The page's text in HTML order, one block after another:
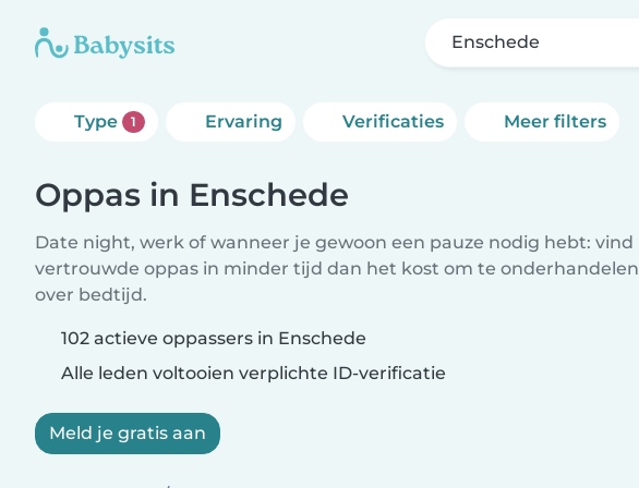
Enschede
Type 1 Ervaring Verificaties Meer filters
Oppas in Enschede
Date night, werk of wanneer je gewoon een pauze nodig hebt: vind
vertrouwde oppas in minder tijd dan het kost om te onderhandelen
over bedtijd.
102 actieve oppassers in Enschede
Alle leden voltooien verplichte ID-verificatie
Meld je gratis aan